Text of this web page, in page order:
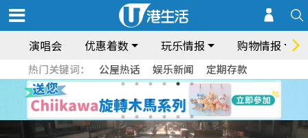
演唱会 优惠着数 玩乐情报 购物情报
热门关键词： 公屋热话 娱乐新闻 定期存款